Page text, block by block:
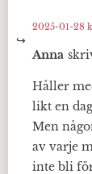
Anna
2025-01-28
Håller
likt en
Men
av varje
inte bli